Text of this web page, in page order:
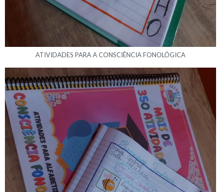
ATIVIDADES PARA A CONSCIÊNCIA FONOLÓGICA